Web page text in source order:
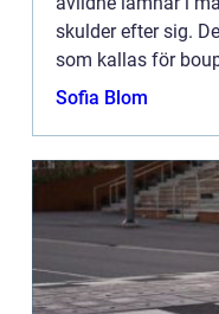
skulder efter sig.
som kallas för
g&...
Sofia Blom